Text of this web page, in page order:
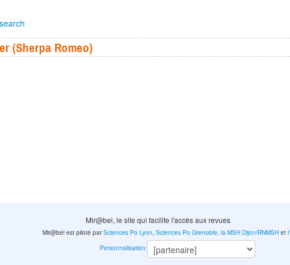
(Sherpa Romeo)
Mir@bel, le site qui facilite l'accès aux revues
Mir@bel est piloté parSciences Po Lyon,Sciences Po Grenoble,la MSH Dijon/RNMSH et
Personnalisation: